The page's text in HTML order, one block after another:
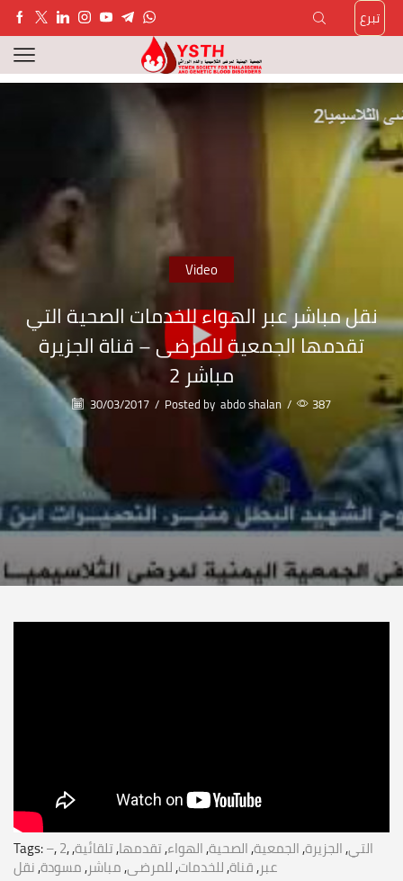
تبرع
Video
نقل مباشر عبر الهواء للخدمات الصحية التي
تقدمها الجمعية للمرضى – قناة الجزيرة
مباشر 2
30/03/2017 / Posted by abdo shalan / 387
Tags:–,2, التي,الجزيرة,الجمعية,الصحية,الهواء,تقدمها,تلقائية,
عبر,قناة,للخدمات,للمرضى,مباشر,مسودة,نقل